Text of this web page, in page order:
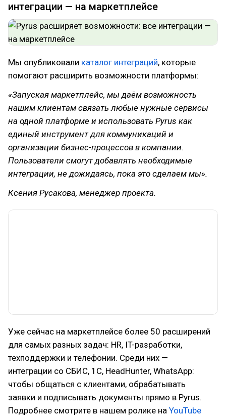
интеграции — на маркетплейсе
Мы опубликовали каталог интеграций, которые
помогают расширить возможности платформы:
«Запуская маркетплейс, мы даём возможность
нашим клиентам связать любые нужные сервисы
на одной платформе и использовать Pyrus как
единый инструмент для коммуникаций и
организации бизнес-процессов в компании.
Пользователи смогут добавлять необходимые
интеграции, не дожидаясь, пока это сделаем мы».
Ксения Русакова, менеджер проекта.
Уже сейчас на маркетплейсе более 50 расширений
для самых разных задач: HR, IT-разработки,
техподдержки и телефонии. Среди них —
интеграции со СБИС, 1С, HeadHunter, WhatsApp:
чтобы общаться с клиентами, обрабатывать
заявки и подписывать документы прямо в Pyrus.
Подробнее смотрите в нашем ролике на YouTube